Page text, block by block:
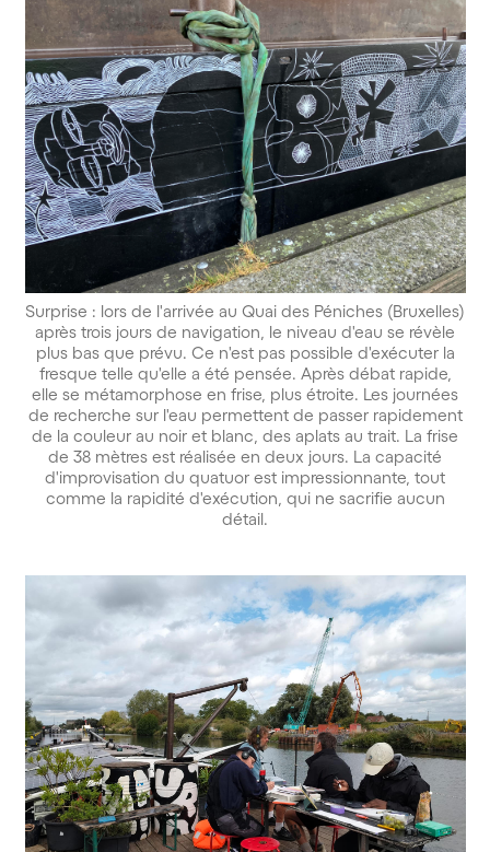
Surprise : lors de l'arrivée au Quai des Péniches (Bruxelles)
après trois jours de navigation, le niveau d'eau se révèle
plus bas que prévu. Ce n'est pas possible d'exécuter la
fresque telle qu'elle a été pensée. Après débat rapide,
elle se métamorphose en frise, plus étroite. Les journées
de recherche sur l'eau permettent de passer rapidement
de la couleur au noir et blanc, des aplats au trait. La frise
de 38 mètres est réalisée en deux jours. La capacité
d'improvisation du quatuor est impressionnante, tout
comme la rapidité d'exécution, qui ne sacrifie aucun
détail.